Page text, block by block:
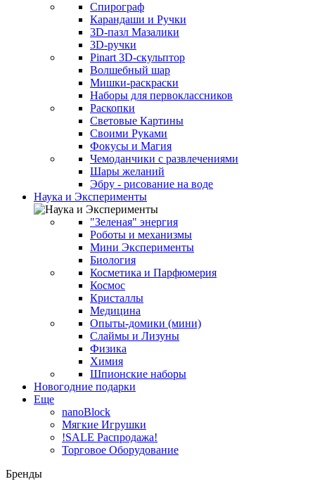
Спирограф
Карандаши и Ручки
3D-пазл Мазалики
3D-ручки
Pinart 3D-скульптор
Волшебный шар
Мишки-раскраски
Наборы для первоклассников
Раскопки
Световые Картины
Своими Руками
Фокусы и Магия
Чемоданчики с развлечениями
Шары желаний
Эбру - рисование на воде
Наука и Эксперименты
"Зеленая" энергия
Роботы и механизмы
Мини Эксперименты
Биология
Косметика и Парфюмерия
Космос
Кристаллы
Медицина
Опыты-домики (мини)
Слаймы и Лизуны
Физика
Химия
Шпионские наборы
Новогодние подарки
Еще
nanoBlock
Мягкие Игрушки
!SALE Распродажа!
Торговое Оборудование
Бренды